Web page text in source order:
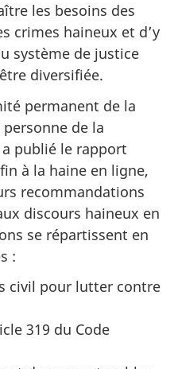
les besoins des
crimes haineux et d’y
système de justice
diversifiée.
permanent de la
de la
publié le rapport
à la haine en ligne,
recommandations
discours haineux en
se répartissent en
:
civil pour lutter contre
319 du Code